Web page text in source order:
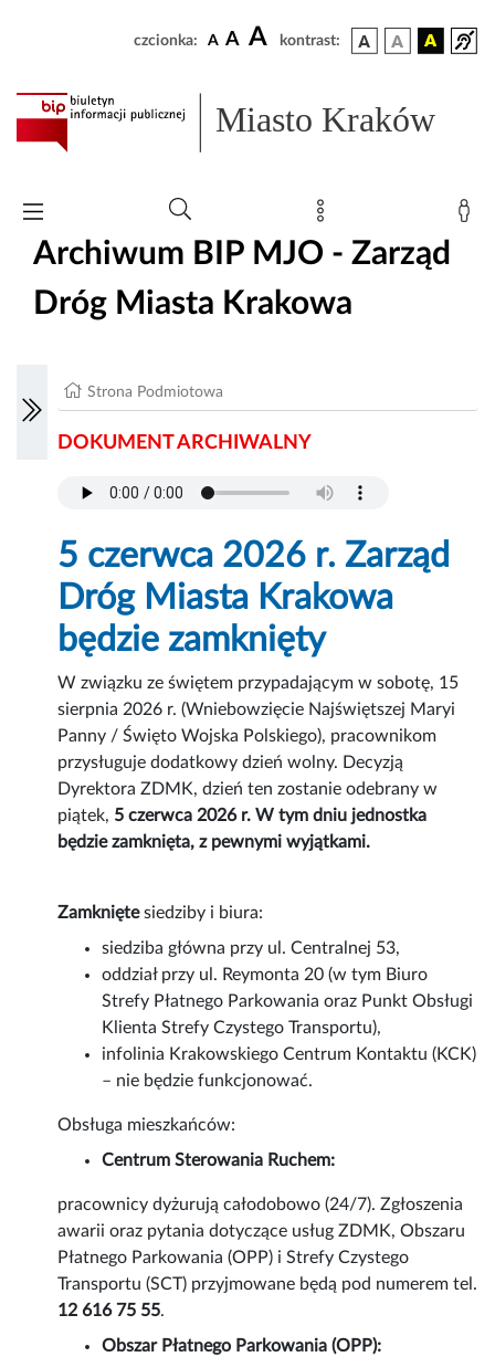
czcionka: A A A kontrast:
Miasto Kraków
Archiwum BIP MJO - Zarząd
Dróg Miasta Krakowa
Strona Podmiotowa
DOKUMENT ARCHIWALNY
5 czerwca 2026 r. Zarząd
Dróg Miasta Krakowa
będzie zamknięty
W związku ze świętem przypadającym w sobotę, 15
sierpnia 2026 r. (Wniebowzięcie Najświętszej Maryi
Panny / Święto Wojska Polskiego), pracownikom
przysługuje dodatkowy dzień wolny. Decyzją
Dyrektora ZDMK, dzień ten zostanie odebrany w
piątek, 5 czerwca 2026 r. W tym dniu jednostka
będzie zamknięta, z pewnymi wyjątkami.
Zamkniętesiedziby i biura:
siedziba główna przy ul. Centralnej 53,
oddział przy ul. Reymonta 20 (w tym Biuro
Strefy Płatnego Parkowania oraz Punkt Obsługi
Klienta Strefy Czystego Transportu),
infolinia Krakowskiego Centrum Kontaktu (KCK)
– nie będzie funkcjonować.
Obsługa mieszkańców:
Centrum Sterowania Ruchem:
pracownicy dyżurują całodobowo (24/7). Zgłoszenia
awarii oraz pytania dotyczące usług ZDMK, Obszaru
Płatnego Parkowania (OPP) i Strefy Czystego
Transportu (SCT) przyjmowane będą pod numerem tel.
12 616 75 55.
Obszar Płatnego Parkowania (OPP):